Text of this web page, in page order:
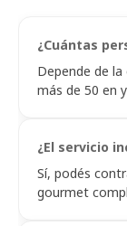
¿Cuántas
Depende de
más de 50 en
¿El servicio
Sí, podés
gourmet